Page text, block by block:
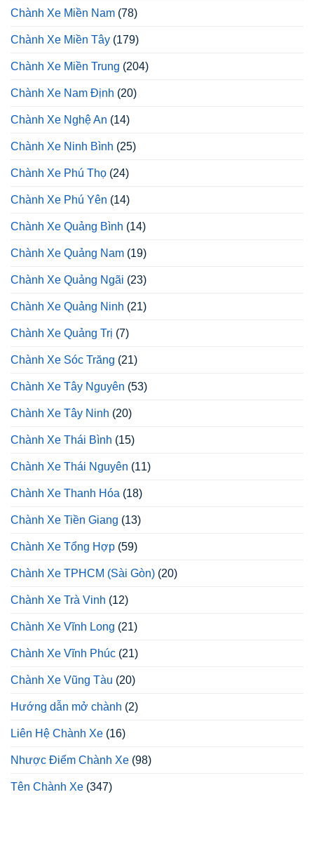
Chành Xe Miền Nam (78)
Chành Xe Miền Tây (179)
Chành Xe Miền Trung (204)
Chành Xe Nam Định (20)
Chành Xe Nghệ An (14)
Chành Xe Ninh Bình (25)
Chành Xe Phú Thọ (24)
Chành Xe Phú Yên (14)
Chành Xe Quảng Bình (14)
Chành Xe Quảng Nam (19)
Chành Xe Quảng Ngãi (23)
Chành Xe Quảng Ninh (21)
Chành Xe Quảng Trị (7)
Chành Xe Sóc Trăng (21)
Chành Xe Tây Nguyên (53)
Chành Xe Tây Ninh (20)
Chành Xe Thái Bình (15)
Chành Xe Thái Nguyên (11)
Chành Xe Thanh Hóa (18)
Chành Xe Tiền Giang (13)
Chành Xe Tổng Hợp (59)
Chành Xe TPHCM (Sài Gòn) (20)
Chành Xe Trà Vinh (12)
Chành Xe Vĩnh Long (21)
Chành Xe Vĩnh Phúc (21)
Chành Xe Vũng Tàu (20)
Hướng dẫn mở chành (2)
Liên Hệ Chành Xe (16)
Nhược Điểm Chành Xe (98)
Tên Chành Xe (347)